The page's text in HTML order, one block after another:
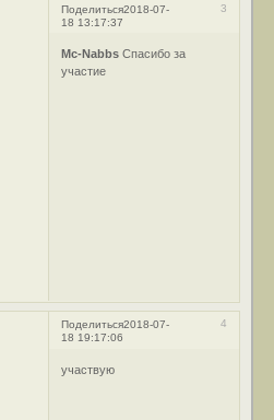
Поделиться 3
2018-07-
18 13:17:37
Mc-Nabbs Спасибо за
участие
Поделиться 4
2018-07-
18 19:17:06
участвую